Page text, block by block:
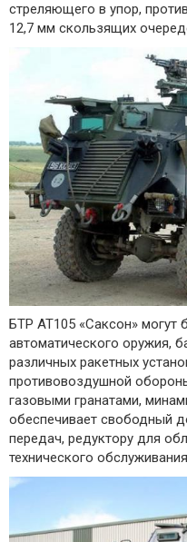
стреляющего в упор,
12,7 мм скользящих
БТР AT105 «Саксон»
автоматического оружия,
различных ракетных
противовоздушной
газовыми гранатами,
обеспечивает свободный
передач, редуктору для
технического